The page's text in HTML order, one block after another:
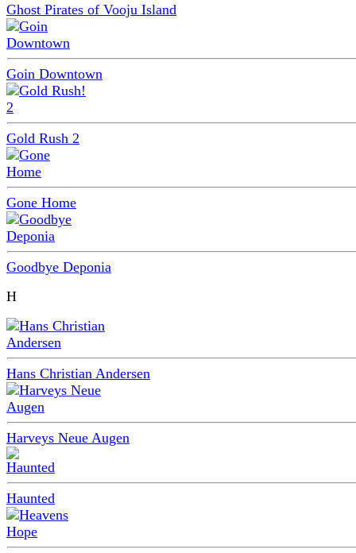
Ghost Pirates of Vooju Island
Goin Downtown
Gold Rush 2
Gone Home
Goodbye Deponia
H
Hans Christian Andersen
Harveys Neue Augen
Haunted